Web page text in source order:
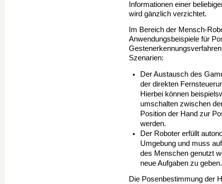
Informationen einer
wird gänzlich verzichtet.
Im Bereich der Mensch-
Anwendungsbeispiele für
Szenarien:
Der Austausch des
der direkten
Hierbei können
umschalten zwischen
Position der Hand zur
werden.
Der Roboter erfüllt
Umgebung und muss
des Menschen genutzt
neue Aufgaben zu geben.
Die Posenbestimmung der